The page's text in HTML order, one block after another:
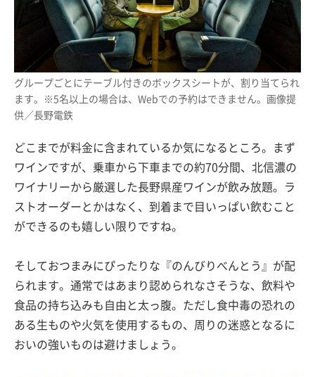
グループごとにテーブル付きのボックスシートが、割り当てられ
ます。※5名以上の場合は、Webでの予約はできません。画像提
供／長野電鉄
どこまでが料金に含まれているか気になるところ。まず
ワインですが、乗車から下車までの約70分間、北信濃の
ワイナリーから厳選した長野県産ワインが飲み放題。ラ
ストオーダーとかはなく、到着まで目いっぱい飲むこと
ができるのも嬉しい限りですね。
そしておつまみにぴったりな『のんびりべんとう』が配
られます。通常ではあまり認められなさそうな、飲料や
食品の持ち込みも自由と太っ腹。ただし食中毒の恐れの
ある生ものや火気を使用するもの、周りの迷惑となるに
おいの強いものは避けましょう。